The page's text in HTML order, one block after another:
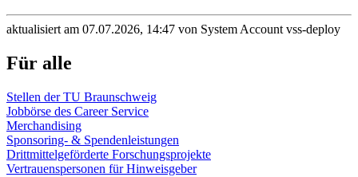
aktualisiert am 07.07.2026, 14:47 von System Account vss-deploy
Für alle
Stellen der TU Braunschweig
Jobbörse des Career Service
Merchandising
Sponsoring- & Spendenleistungen
Drittmittelgeförderte Forschungsprojekte
Vertrauenspersonen für Hinweisgeber